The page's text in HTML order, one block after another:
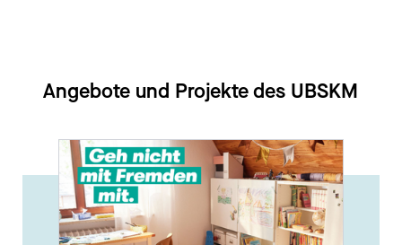
Angebote und Projekte des UBSKM